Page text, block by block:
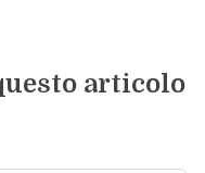
articolo